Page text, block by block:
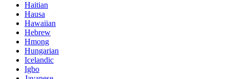
Haitian
Hausa
Hawaiian
Hebrew
Hmong
Hungarian
Icelandic
Igbo